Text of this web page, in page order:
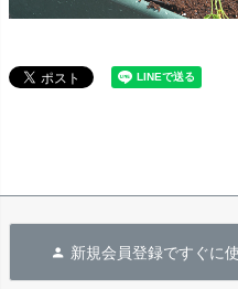
新規会員登録ですぐに